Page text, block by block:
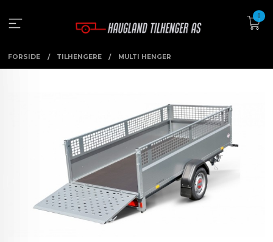
innholdet
0
FORSIDE TILHENGERE MULTI HENGER